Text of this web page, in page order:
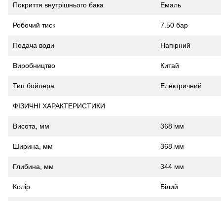
Покриття внутрішнього бака Емаль
Робочий тиск 7.50 бар
Подача води Напірний
Виробництво Китай
Тип бойлера Електричний
ФІЗИЧНІ ХАРАКТЕРИСТИКИ
Висота, мм 368 мм
Ширина, мм 368 мм
Глибина, мм 344 мм
Колір Білий